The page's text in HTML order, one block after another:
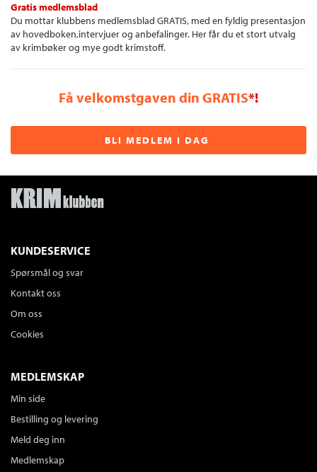
Gratis medlemsblad
Du mottar klubbens medlemsblad GRATIS, med en fyldig presentasjon
av hovedboken,intervjuer og anbefalinger. Her får du et stort utvalg
av krimbøker og mye godt krimstoff.
Få velkomstgaven din GRATIS*!
BLI MEDLEM I DAG
KUNDESERVICE
Spørsmål og svar
Kontakt oss
Om oss
Cookies
MEDLEMSKAP
Min side
Bestilling og levering
Meld deg inn
Medlemskap